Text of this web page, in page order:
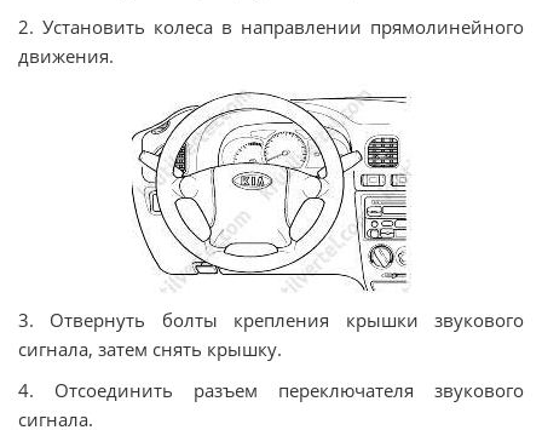
2. Установить колеса в направлении прямолинейного
движения.
3. Отвернуть болты крепления крышки звукового
сигнала, затем снять крышку.
4. Отсоединить разъем переключателя звукового
сигнала.